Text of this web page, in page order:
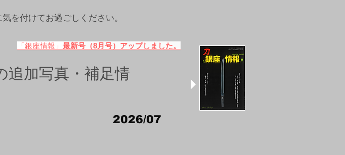
を付けてお過ごしください。
「銀座情報」 最新号（8月号）アップしました。
追加写真・補足情
2026/07